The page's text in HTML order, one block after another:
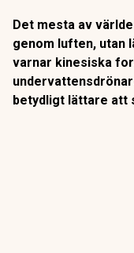
Det mesta av
genom luften, utan
varnar kinesiska
betydligt lättare att